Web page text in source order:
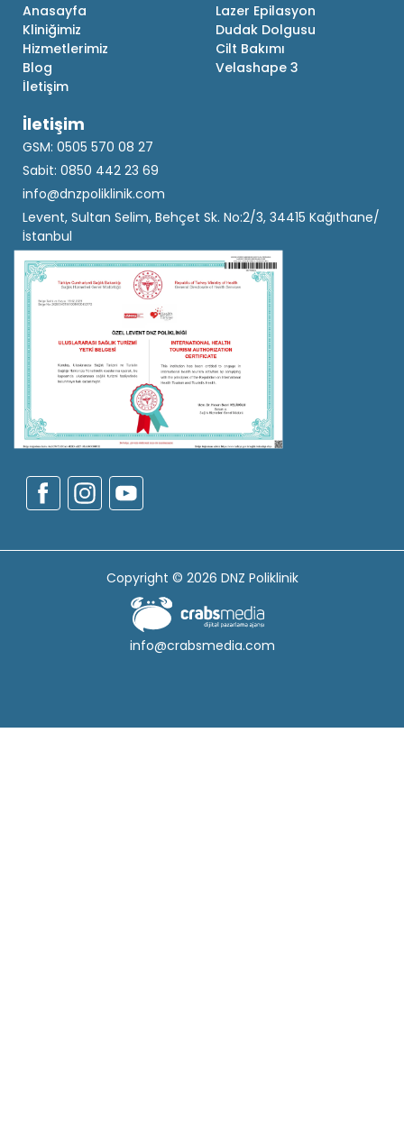
Anasayfa
Kliniğimiz
Hizmetlerimiz
Blog
İletişim
Lazer Epilasyon
Dudak Dolgusu
Cilt Bakımı
Velashape 3
İletişim
GSM: 0505 570 08 27
Sabit: 0850 442 23 69
info@dnzpoliklinik.com
Levent, Sultan Selim, Behçet Sk. No:2/3, 34415 Kağıthane/
İstanbul
Copyright © 2026 DNZ Poliklinik
info@crabsmedia.com